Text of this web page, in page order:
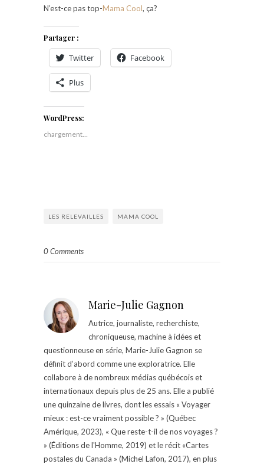
N’est-ce pas top-Mama Cool, ça?
Partager :
Twitter Facebook
Plus
WordPress:
chargement…
LES RELEVAILLES MAMA COOL
0 Comments
Marie-Julie Gagnon
Autrice, journaliste, recherchiste,
chroniqueuse, machine à idées et
questionneuse en série, Marie-Julie Gagnon se
définit d’abord comme une exploratrice. Elle
collabore à de nombreux médias québécois et
internationaux depuis plus de 25 ans. Elle a publié
une quinzaine de livres, dont les essais « Voyager
mieux : est-ce vraiment possible ? » (Québec
Amérique, 2023), « Que reste-t-il de nos voyages ?
» (Éditions de l'Homme, 2019) et le récit «Cartes
postales du Canada » (Michel Lafon, 2017), en plus